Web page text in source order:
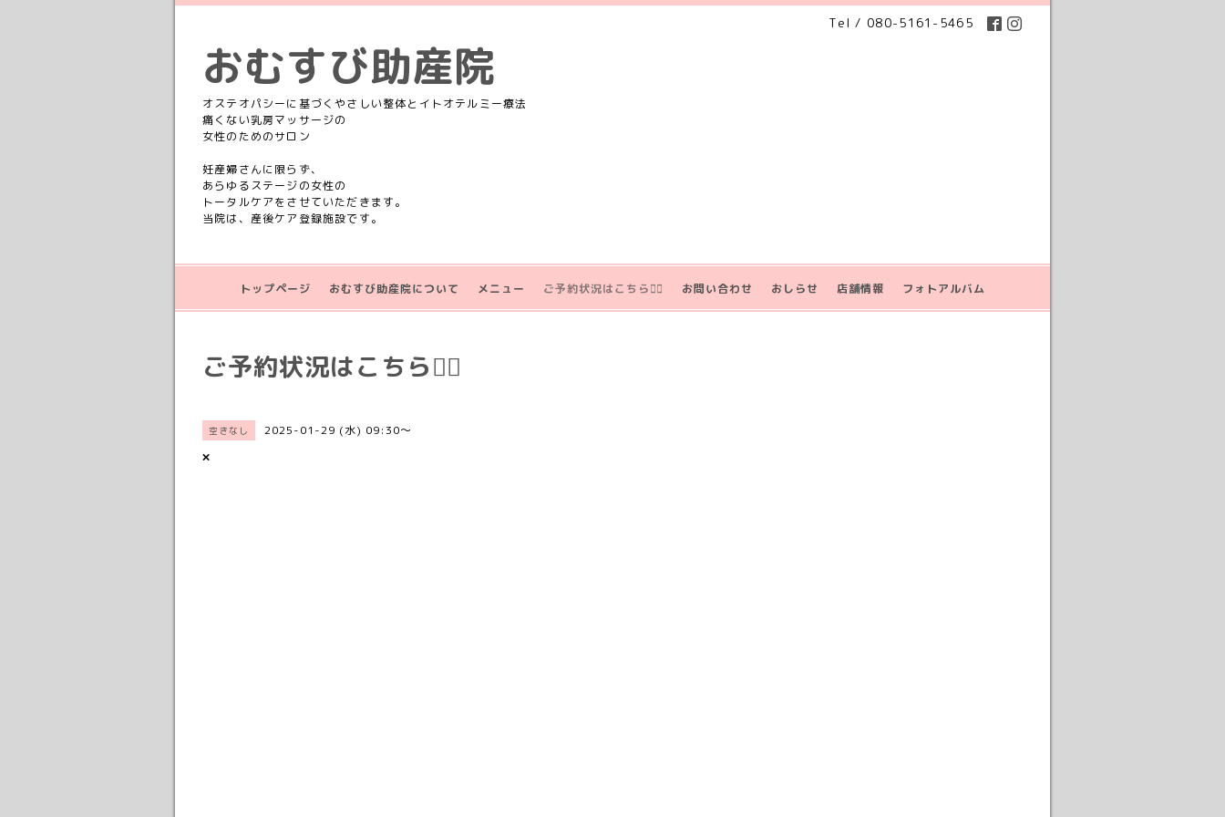
Tel / 080-5161-5465
おむすび助産院
オステオパシーに基づくやさしい整体とイトオテルミー療法
痛くない乳房マッサージの
女性のためのサロン
妊産婦さんに限らず、
あらゆるステージの女性の
トータルケアをさせていただきます。
当院は、産後ケア登録施設です。
トップページ おむすび助産院について メニュー ご予約状況はこちら💁‍♀️ お問い合わせ おしらせ 店舗情報 フォトアルバム
ご予約状況はこちら💁‍♀️
空きなし 2025-01-29 (水) 09:30～
×